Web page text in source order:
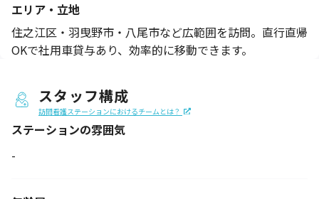
エリア・立地
住之江区・羽曳野市・八尾市など広範囲を訪問。直行直帰
OKで社用車貸与あり、効率的に移動できます。
スタッフ構成
訪問看護ステーションにおけるチームとは？
ステーションの雰囲気
-